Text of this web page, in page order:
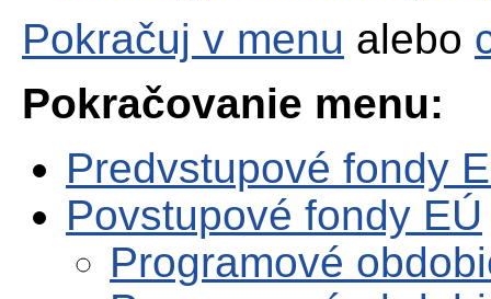
Pokračuj v menu alebo
Pokračovanie menu:
Predvstupové fondy
Povstupové fondy EÚ
Programové